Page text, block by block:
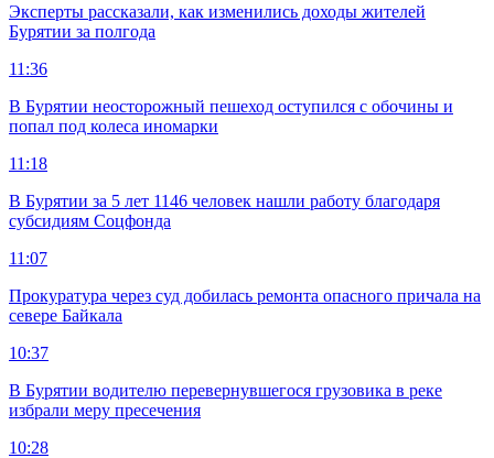
Эксперты рассказали, как изменились доходы жителей
Бурятии за полгода
11:36
В Бурятии неосторожный пешеход оступился с обочины и
попал под колеса иномарки
11:18
В Бурятии за 5 лет 1146 человек нашли работу благодаря
субсидиям Соцфонда
11:07
Прокуратура через суд добилась ремонта опасного причала на
севере Байкала
10:37
В Бурятии водителю перевернувшегося грузовика в реке
избрали меру пресечения
10:28